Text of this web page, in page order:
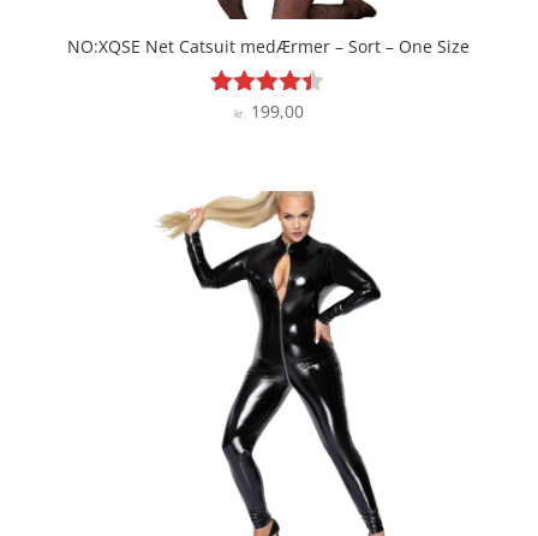
NO:XQSE Net Catsuit medÆrmer – Sort – One Size
Vurderet
kr. 199,00